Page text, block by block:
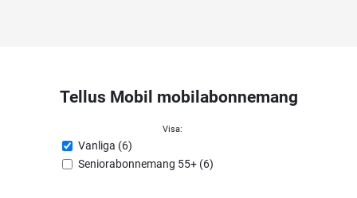
Tellus Mobil mobilabonnemang
Visa:
Vanliga (6)
Seniorabonnemang 55+ (6)